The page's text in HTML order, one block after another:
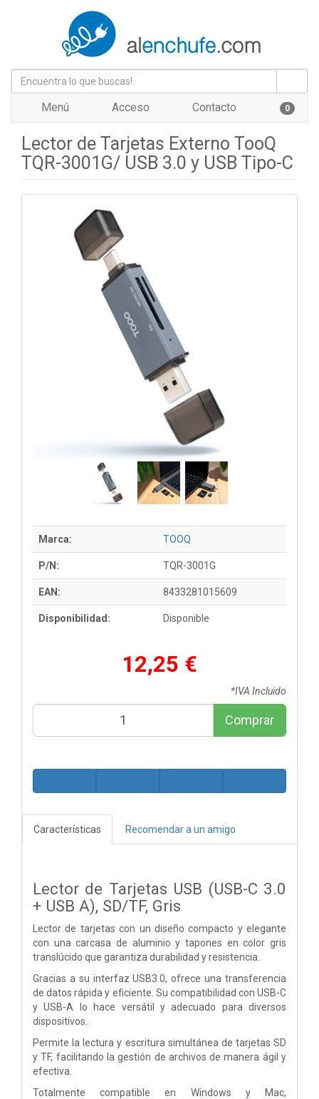
Menú Acceso Contacto 0
Lector de Tarjetas Externo TooQ
TQR-3001G/ USB 3.0 y USB Tipo-C
Marca: TOOQ
P/N: TQR-3001G
EAN: 8433281015609
Disponibilidad: Disponible
12,25 €
*IVA Incluido
Comprar
Características Recomendar a un amigo
Lector de Tarjetas USB (USB-C 3.0
+ USB A), SD/TF, Gris
Lector de tarjetas con un diseño compacto y elegante
con una carcasa de aluminio y tapones en color gris
translúcido que garantiza durabilidad y resistencia.
Gracias a su interfaz USB3.0, ofrece una transferencia
de datos rápida y eficiente. Su compatibilidad con USB-C
y USB-A lo hace versátil y adecuado para diversos
dispositivos.
Permite la lectura y escritura simultánea de tarjetas SD
y TF, facilitando la gestión de archivos de manera ágil y
efectiva.
Totalmente compatible en Windows y Mac,